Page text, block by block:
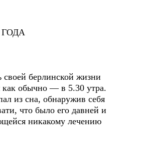
ГОДА
берлинской жизни
как обычно — в 5.30 утра.
из сна, обнаружив себя
что было его давней и
никакому лечению